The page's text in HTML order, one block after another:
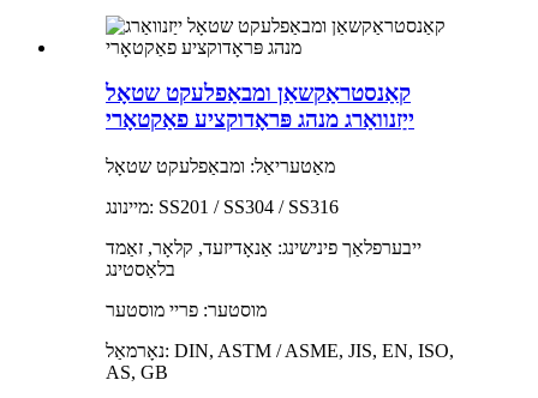
קאַנסטראַקשאַן ומבאַפלעקט שטאָל
ייַזנוואַרג מנהג פּראָדוקציע פאַקטאָרי
מאַטעריאַל: ומבאַפלעקט שטאָל
מיינונג: SS201 / SS304 / SS316
ייבערפלאַך פינישינג: אַנאָדיזעד, קלאָר, זאַמד
בלאַסטינג
מוסטער: פריי מוסטער
נאָרמאַל: DIN, ASTM / ASME, JIS, EN, ISO,
AS, GB